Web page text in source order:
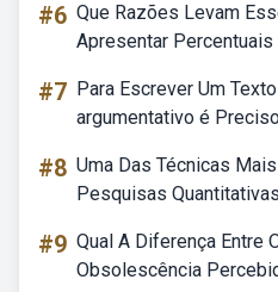
#6 Que Razões Levam
Apresentar
#7 Para Escrever Um
argumentativo é
#8 Uma Das Técnicas
Pesquisas
#9 Qual A Diferença Entre
Obsolescência